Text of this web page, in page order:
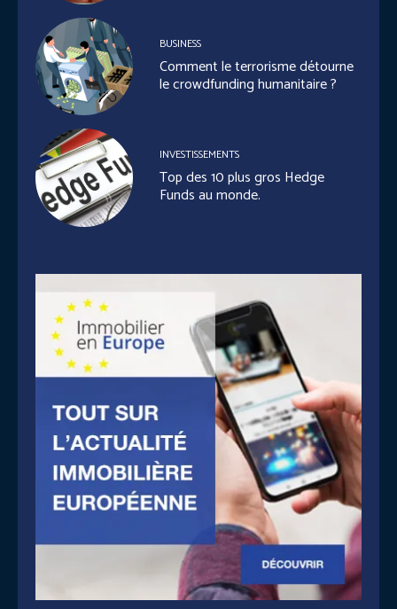
BUSINESS
Comment le terrorisme détourne
le crowdfunding humanitaire ?
INVESTISSEMENTS
Top des 10 plus gros Hedge
Funds au monde.